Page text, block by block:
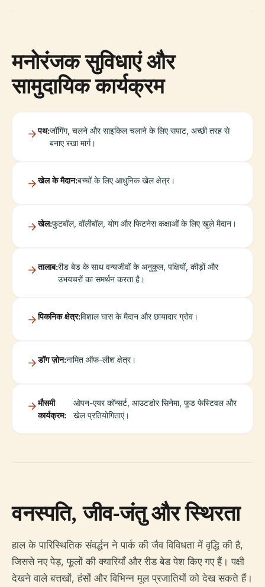
मनोरंजक सुविधाएं और
सामुदायिक कार्यक्रम
पथ:जॉगिंग, चलने और साइकिल चलाने के लिए सपाट, अच्छी तरह से
बनाए रखा मार्ग।
खेल के मैदान:बच्चों के लिए आधुनिक खेल क्षेत्र।
खेल:फुटबॉल, वॉलीबॉल, योग और फिटनेस कक्षाओं के लिए खुले मैदान।
तालाब:रीड बेड के साथ वन्यजीवों के अनुकूल, पक्षियों, कीड़ों और
उभयचरों का समर्थन करता है।
पिकनिक क्षेत्र:विशाल घास के मैदान और छायादार ग्रोव।
डॉग ज़ोन:नामित ऑफ-लीश क्षेत्र।
मौसमी
कार्यक्रम:
ओपन-एयर कॉन्सर्ट, आउटडोर सिनेमा, फूड फेस्टिवल और
खेल प्रतियोगिताएं।
वनस्पति, जीव-जंतु और स्थिरता
हाल के पारिस्थितिक संवर्द्धन ने पार्क की जैव विविधता में वृद्धि की है,
जिससे नए पेड़, फूलों की क्यारियाँ और रीड बेड पेश किए गए हैं। पक्षी
देखने वाले बत्तखों, हंसों और विभिन्न मूल प्रजातियों को देख सकते हैं।